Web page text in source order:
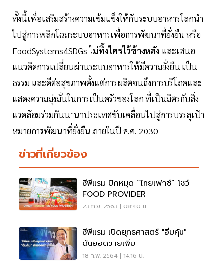
ทั้งนี้เพื่อเสริมสร้างความเข้มแข็งให้กับระบบอาหารโลกนำ
ไปสู่การพลิกโฉมระบบอาหารเพื่อการพัฒนาที่ยั่งยืน หรือ
FoodSystems4SDGsไม่ทิ้งใครไว้ข้างหลัง และเสนอ
แนวคิดการเปลี่ยนผ่านระบบอาหารให้มีความยั่งยืน เป็น
ธรรม และดีต่อสุขภาพตั้งแต่การผลิตจนถึงการบริโภคและ
แสดงความมุ่งมั่นในการเป็นครัวของโลก ที่เป็นมิตรกับสิ่ง
แวดล้อมร่วมกันนานาประเทศขับเคลื่อนไปสู่การบรรลุเป้า
หมายการพัฒนาที่ยั่งยืน ภายในปี ค.ศ. 2030
ข่าวที่เกี่ยวข้อง
ซีพีแรม ปักหมุด “ไทยเฟกซ์” โชว์
FOOD PROVIDER
23 ก.ย. 2563 | 08:40 น.
ซีพีแรม เปิดยุทธศาสตร์ "อิ่มคุ้ม"
ดันยอดขายเพิ่ม
18 ก.พ. 2564 | 14:16 น.